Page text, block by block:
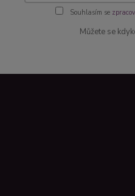
Souhlasím se
Můžete se